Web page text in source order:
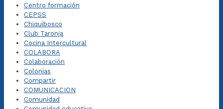
Centro formación
CEPSS
Chiquibosco
Club Taronja
Cocina Intercultural
COLABORA
Colaboración
Colonias
Compartir
COMUNICACION
Comunidad